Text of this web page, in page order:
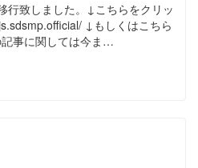
行致しました。↓こちらをクリッ
↓もしくはこちら
事に関しては今ま…